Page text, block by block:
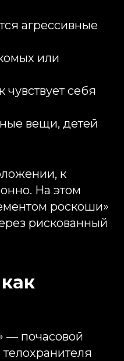
агрессивные
или
себя
вещи, детей
к
На этом
роскоши»
рискованный
— почасовой